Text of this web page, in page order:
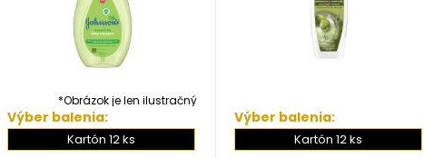
*Obrázok je len ilustračný
Výber balenia:
Kartón 12 ks
Výber balenia:
Kartón 12 ks